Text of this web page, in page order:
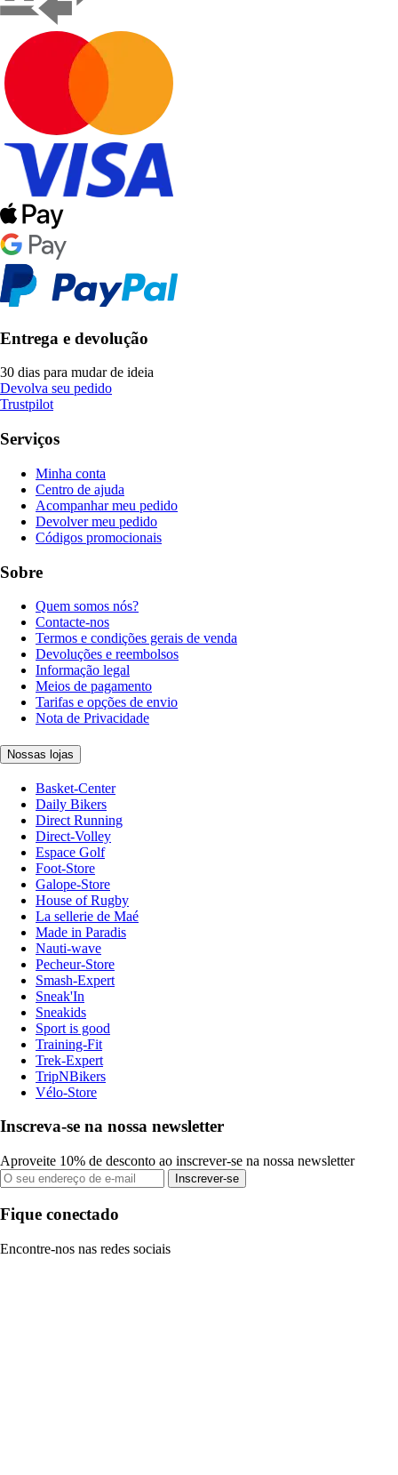
Entrega e devolução
30 dias para mudar de ideia
Devolva seu pedido
Trustpilot
Serviços
Minha conta
Centro de ajuda
Acompanhar meu pedido
Devolver meu pedido
Códigos promocionais
Sobre
Quem somos nós?
Contacte-nos
Termos e condições gerais de venda
Devoluções e reembolsos
Informação legal
Meios de pagamento
Tarifas e opções de envio
Nota de Privacidade
Nossas lojas
Basket-Center
Daily Bikers
Direct Running
Direct-Volley
Espace Golf
Foot-Store
Galope-Store
House of Rugby
La sellerie de Maé
Made in Paradis
Nauti-wave
Pecheur-Store
Smash-Expert
Sneak'In
Sneakids
Sport is good
Training-Fit
Trek-Expert
TripNBikers
Vélo-Store
Inscreva-se na nossa newsletter
Aproveite 10% de desconto ao inscrever-se na nossa newsletter
Inscrever-se
Fique conectado
Encontre-nos nas redes sociais